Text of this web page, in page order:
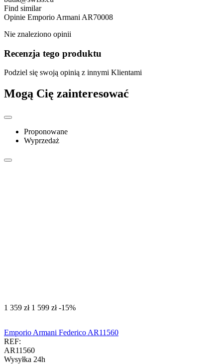
Find similar
Opinie Emporio Armani AR70008
Nie znaleziono opinii
Recenzja tego produktu
Podziel się swoją opinią z innymi Klientami
Mogą Cię zainteresować
Proponowane
Wyprzedaż
‍1 359‍ zł ‍1 599‍ zł -15%
Emporio Armani Federico AR11560
REF:
AR11560
Wysyłka 24h